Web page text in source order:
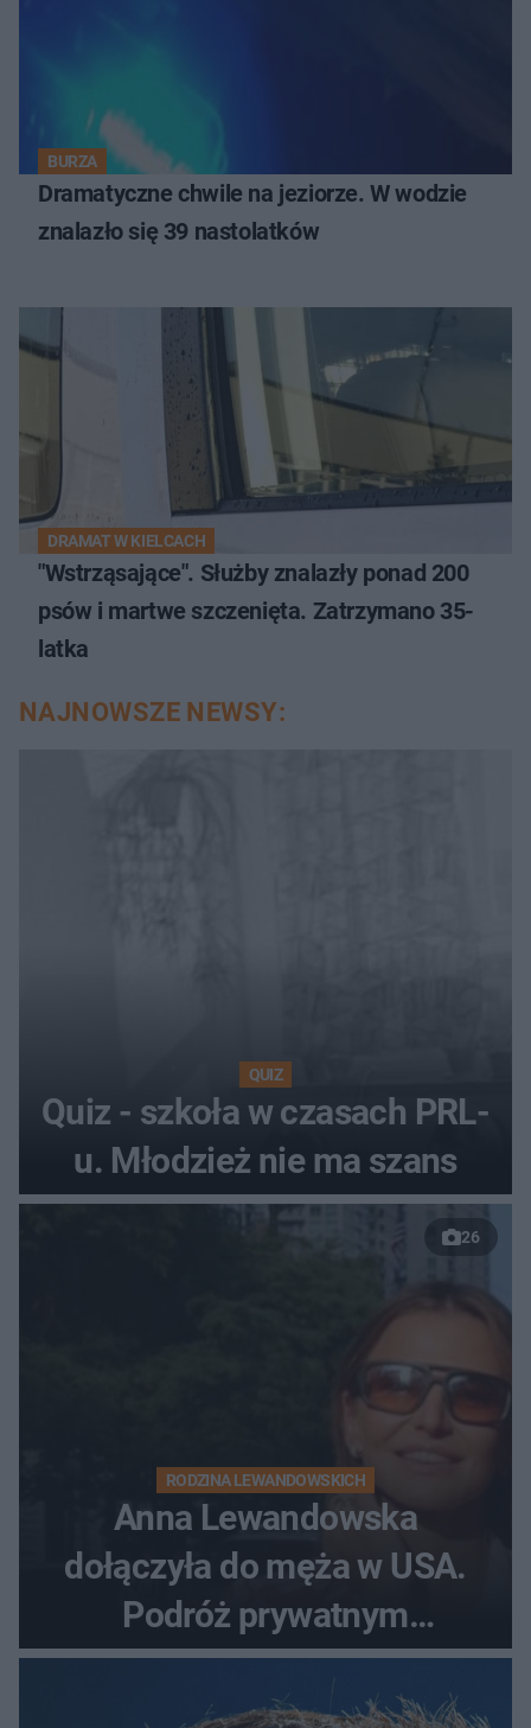
BURZA
Dramatyczne chwile na jeziorze. W wodzie
znalazło się 39 nastolatków
DRAMAT W KIELCACH
"Wstrząsające". Służby znalazły ponad 200
psów i martwe szczenięta. Zatrzymano 35-
latka
NAJNOWSZE NEWSY:
QUIZ
Quiz - szkoła w czasach PRL-
u. Młodzież nie ma szans
26
RODZINA LEWANDOWSKICH
Anna Lewandowska
dołączyła do męża w USA.
Podróż prywatnym
odrzutowcem to dopiero
początek!